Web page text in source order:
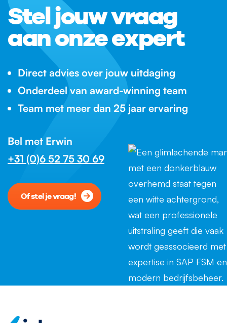
Stel jouw vraag
aan onze expert
Direct advies over jouw uitdaging
Onderdeel van award-winning team
Team met meer dan 25 jaar ervaring
Bel met Erwin
+31 (0)6 52 75 30 69
Of stel je vraag!